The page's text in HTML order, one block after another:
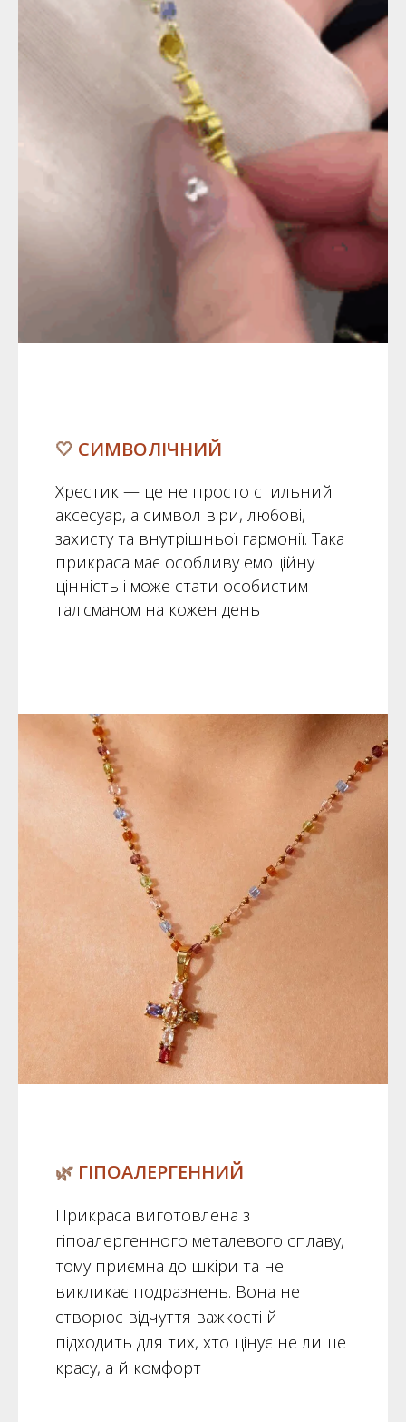
🤍 СИМВОЛІЧНИЙ
Хрестик — це не просто стильний
аксесуар, а символ віри, любові,
захисту та внутрішньої гармонії. Така
прикраса має особливу емоційну
цінність і може стати особистим
талісманом на кожен день
🌿 ГІПОАЛЕРГЕННИЙ
Прикраса виготовлена з
гіпоалергенного металевого сплаву,
тому приємна до шкіри та не
викликає подразнень. Вона не
створює відчуття важкості й
підходить для тих, хто цінує не лише
красу, а й комфорт